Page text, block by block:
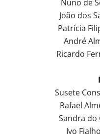
Nuno de
João dos
Patrícia
André
Ricardo
Susete
Rafael
Sandra do
Ivo